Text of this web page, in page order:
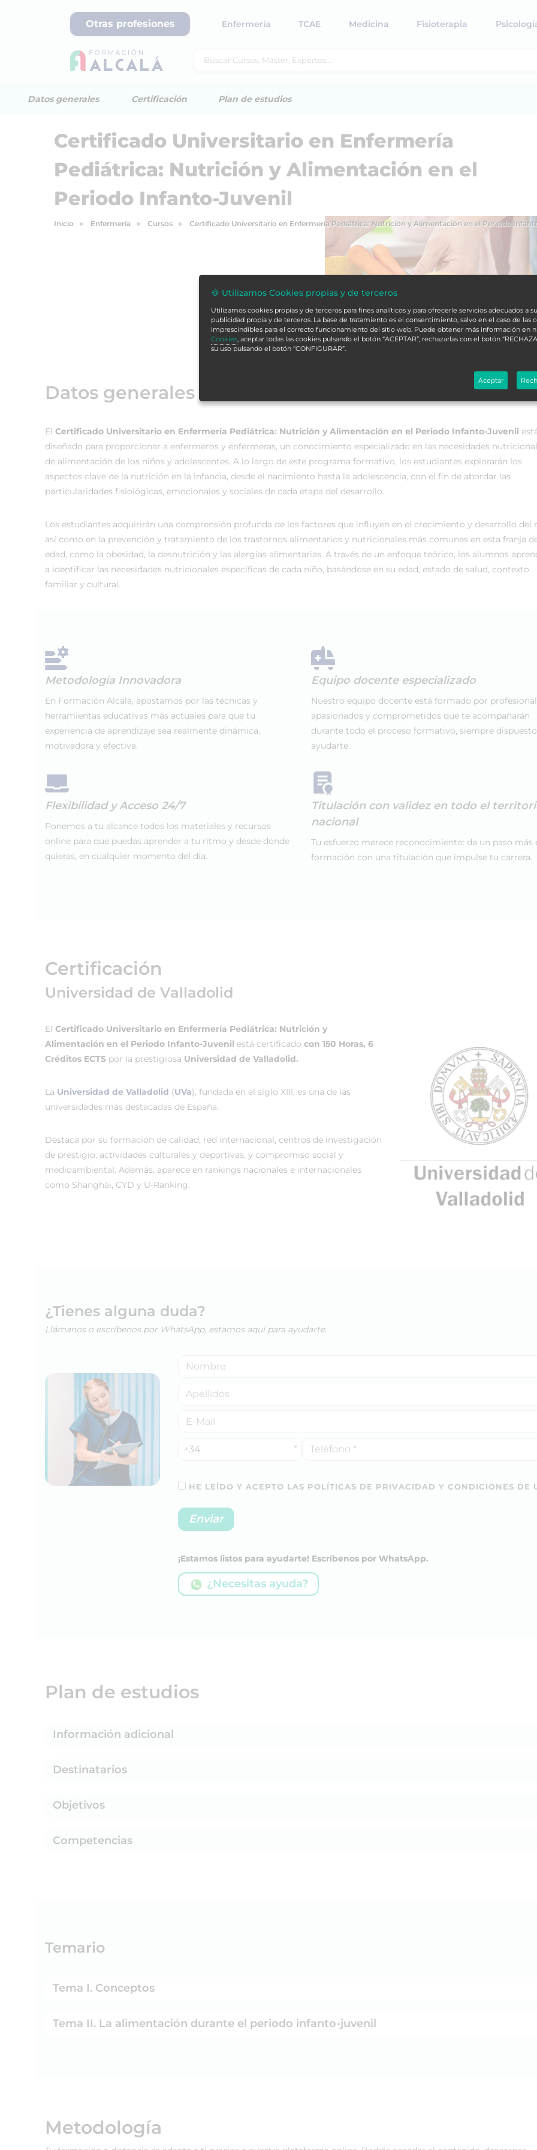
Otras profesiones Enfermería TCAE Medicina Fisioterapia
Datos generales Certificación Plan de estudios
Certificado Universitario en Enfermería
Pediátrica: Nutrición y Alimentación en el
Periodo Infanto-Juvenil
Inicio Enfermería Cursos Certificado Universitario en Enfermería Pediátrica: Nutrición y Alimentación en el Periodo
Datos generales
El Certificado Universitario en Enfermería Pediátrica: Nutrición y Alimentación en el Periodo Infanto-Juvenil
diseñado para proporcionar a enfermeros y enfermeras, un conocimiento especializado en las necesidades
de alimentación de los niños y adolescentes. A lo largo de este programa formativo, los estudiantes explorarán los
aspectos clave de la nutrición en la infancia, desde el nacimiento hasta la adolescencia, con el fin de abordar las
particularidades fisiológicas, emocionales y sociales de cada etapa del desarrollo.
Los estudiantes adquirirán una comprensión profunda de los factores que influyen en el crecimiento y desarrollo del
así como en la prevención y tratamiento de los trastornos alimentarios y nutricionales más comunes en esta franja
edad, como la obesidad, la desnutrición y las alergias alimentarias. A través de un enfoque teórico, los alumnos
a identificar las necesidades nutricionales específicas de cada niño, basándose en su edad, estado de salud, contexto
familiar y cultural.
Metodología Innovadora
En Formación Alcalá, apostamos por las técnicas y
herramientas educativas más actuales para que tu
experiencia de aprendizaje sea realmente dinámica,
motivadora y efectiva.
Flexibilidad y Acceso 24/7
Ponemos a tu alcance todos los materiales y recursos
online para que puedas aprender a tu ritmo y desde donde
quieras, en cualquier momento del día.
Equipo docente especializado
Nuestro equipo docente está formado por
apasionados y comprometidos que te acompañarán
durante todo el proceso formativo, siempre
ayudarte.
Titulación con validez en todo el
nacional
Tu esfuerzo merece reconocimiento: da un paso más
formación con una titulación que impulse tu carrera.
Certificación
Universidad de Valladolid
El Certificado Universitario en Enfermería Pediátrica: Nutrición y
Alimentación en el Periodo Infanto-Juvenil está certificado con 150 Horas, 6
Créditos ECTS por la prestigiosa Universidad de Valladolid.
La Universidad de Valladolid (UVa), fundada en el siglo XIII, es una de las
universidades más destacadas de España.
Destaca por su formación de calidad, red internacional, centros de investigación
de prestigio, actividades culturales y deportivas, y compromiso social y
medioambiental. Además, aparece en rankings nacionales e internacionales
como Shanghái, CYD y U-Ranking.
¿Tienes alguna duda?
Llámanos o escríbenos por WhatsApp, estamos aquí para ayudarte.
+34
HE LEÍDO Y ACEPTO LAS POLÍTICAS DE PRIVACIDAD Y CONDICIONES DE
¡Estamos listos para ayudarte! Escríbenos por WhatsApp.
¿Necesitas ayuda?
Plan de estudios
Información adicional
Destinatarios
Objetivos
Competencias
Temario
Tema I. Conceptos
Tema II. La alimentación durante el periodo infanto-juvenil
Metodología
🍪 Utilizamos Cookies propias y de terceros
Utilizamos cookies propias y de terceros para fines analíticos y para ofrecerle servicios adecuados a
publicidad propia y de terceros. La base de tratamiento es el consentimiento, salvo en el caso de las
imprescindibles para el correcto funcionamiento del sitio web. Puede obtener más información en
Cookies, aceptar todas las cookies pulsando el botón “ACEPTAR”, rechazarlas con el botón
su uso pulsando el botón “CONFIGURAR”.
Aceptar